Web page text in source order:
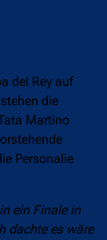
del Rey auf
die
Martino
Personalie
ein Finale in
dachte es wäre